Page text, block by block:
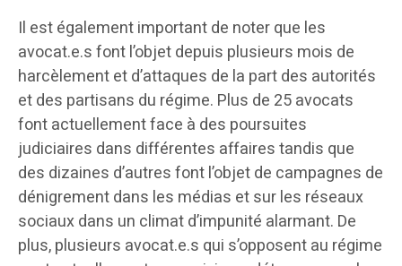
Il est également important de noter que les
avocat.e.s font l’objet depuis plusieurs mois de
harcèlement et d’attaques de la part des autorités
et des partisans du régime. Plus de 25 avocats
font actuellement face à des poursuites
judiciaires dans différentes affaires tandis que
des dizaines d’autres font l’objet de campagnes de
dénigrement dans les médias et sur les réseaux
sociaux dans un climat d’impunité alarmant. De
plus, plusieurs avocat.e.s qui s’opposent au régime